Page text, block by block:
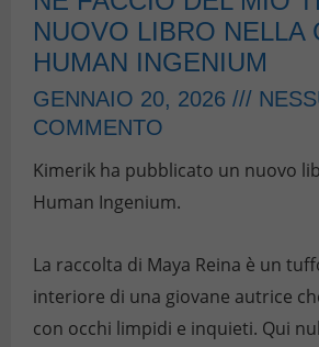
NUOVO LIBRO NELLA
HUMAN INGENIUM
GENNAIO 20, 2026
COMMENTO
Kimerik ha pubblicato un nuovo
Human Ingenium.
La raccolta di Maya Reina è un
interiore di una giovane autrice
con occhi limpidi e inquieti. Qui